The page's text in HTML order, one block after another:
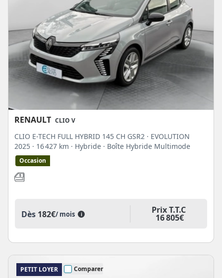
RENAULT CLIO V
CLIO E-TECH FULL HYBRID 145 CH GSR2 · EVOLUTION
2025 · 16 427 km · Hybride · Boîte Hybride Multimode
Occasion
Dès 182€/ mois i Prix T.T.C
16 805€
PETIT LOYER Comparer